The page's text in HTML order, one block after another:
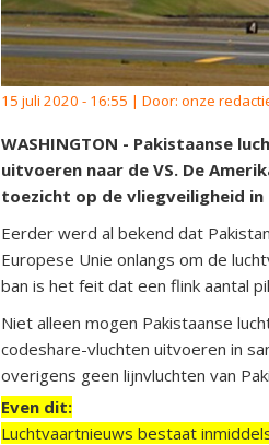
15 juli 2020 - 16:55 | Door: onze
WASHINGTON - Pakistaanse
uitvoeren naar de VS. De
toezicht op de vliegveiligheid in
Eerder werd al bekend dat
Europese Unie onlangs om de
ban is het feit dat een flink aantal
Niet alleen mogen Pakistaanse
codeshare-vluchten uitvoeren in
overigens geen lijnvluchten van
Even dit:
Luchtvaartnieuws bestaat